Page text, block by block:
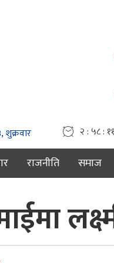
२ : ५८ : १२
राजनीति समाज